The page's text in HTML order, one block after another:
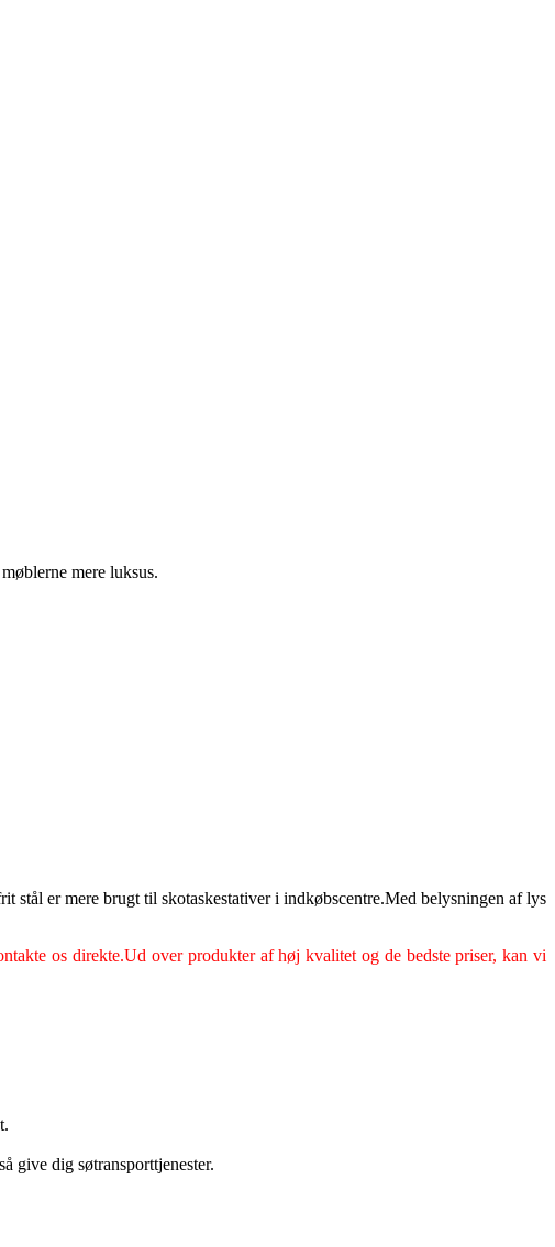
mere luksus.
stål er mere brugt til skotaskestativer i indkøbscentre.Med belysningen af ​​lys
os direkte.Ud over produkter af høj kvalitet og de bedste priser, kan vi
give dig søtransporttjenester.